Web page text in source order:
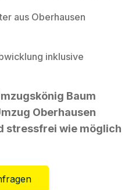
aus Oberhausen
inklusive
Baum
Oberhausen
stressfrei wie möglich